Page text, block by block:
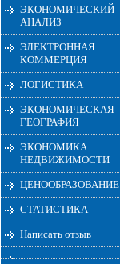
ЭКОНОМИЧЕСКИЙ
АНАЛИЗ
ЭЛЕКТРОННАЯ
КОММЕРЦИЯ
ЛОГИСТИКА
ЭКОНОМИЧЕСКАЯ
ГЕОГРАФИЯ
ЭКОНОМИКА
НЕДВИЖИМОСТИ
ЦЕНООБРАЗОВАНИЕ
СТАТИСТИКА
Написать отзыв